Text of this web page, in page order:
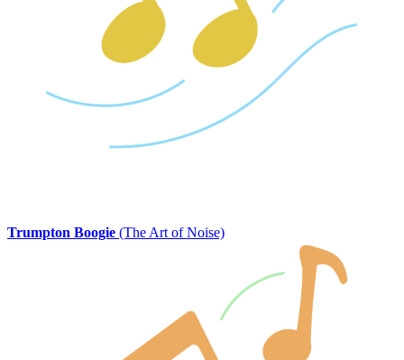
Trumpton Boogie (The Art of Noise)